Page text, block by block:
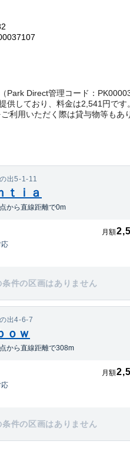
Park Direct管理コード：
供しており、料金は2,541円で
利用いただく際は貸与物等もあ
出5-1-11
ｔｉａ
から直線距離で0m
月額
条件の区画はありません
出4-6-7
ｏｗ
から直線距離で308m
月額
条件の区画はありません